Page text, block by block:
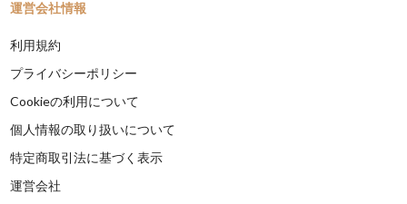
運営会社情報
利用規約
プライバシーポリシー
Cookieの利用について
個人情報の取り扱いについて
特定商取引法に基づく表示
運営会社